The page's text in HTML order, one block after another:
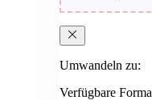
Umwandeln zu:
Verfügbare